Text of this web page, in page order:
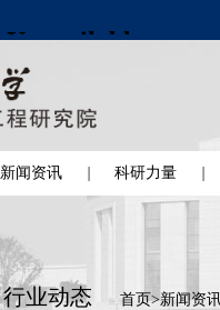
新闻资讯 科研力量
行业动态 首页>新闻资